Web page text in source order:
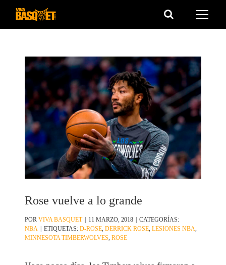
Saltar
Rose vuelve a lo grande
PORVIVA BASQUET 11 MARZO, 2018
CATEGORÍAS:
NBA
ETIQUETAS:D-ROSE,DERRICK ROSE,LESIONES NBA,
MINNESOTA TIMBERWOLVES,ROSE